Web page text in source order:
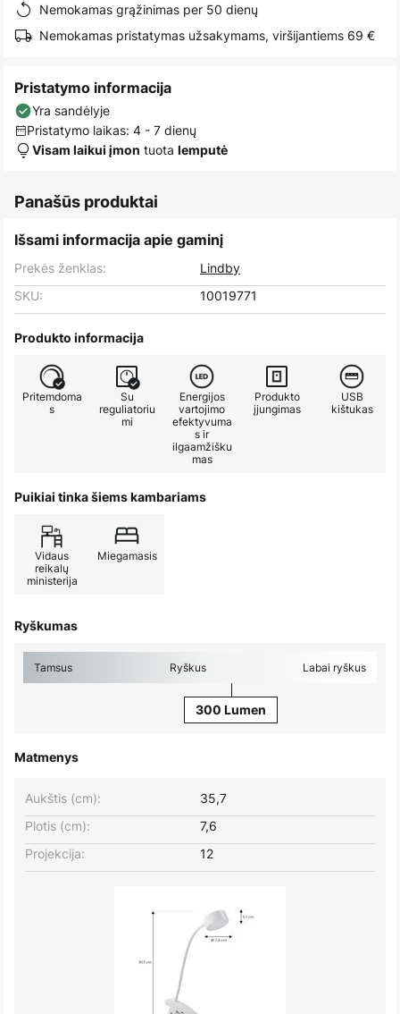
Nemokamas grąžinimas per 50 dienų
Nemokamas pristatymas užsakymams, viršijantiems 69 €
Pristatymo informacija
Yra sandėlyje
Pristatymo laikas: 4 - 7 dienų
Visam laikui įmon tuota lemputė
Panašūs produktai
Išsami informacija apie gaminį
Prekės ženklas:
Lindby
SKU:
10019771
Produkto informacija
Pritemdoma
s
Su
reguliatoriu
mi
Energijos
vartojimo
efektyvuma
s ir
ilgaamžišku
mas
Produkto
įjungimas
USB
kištukas
Puikiai tinka šiems kambariams
Vidaus
reikalų
ministerija
Miegamasis
Ryškumas
Tamsus Ryškus Labai ryškus
300 Lumen
Matmenys
Plotis (cm): 7,6
Aukštis (cm): 35,7
Projekcija: 12